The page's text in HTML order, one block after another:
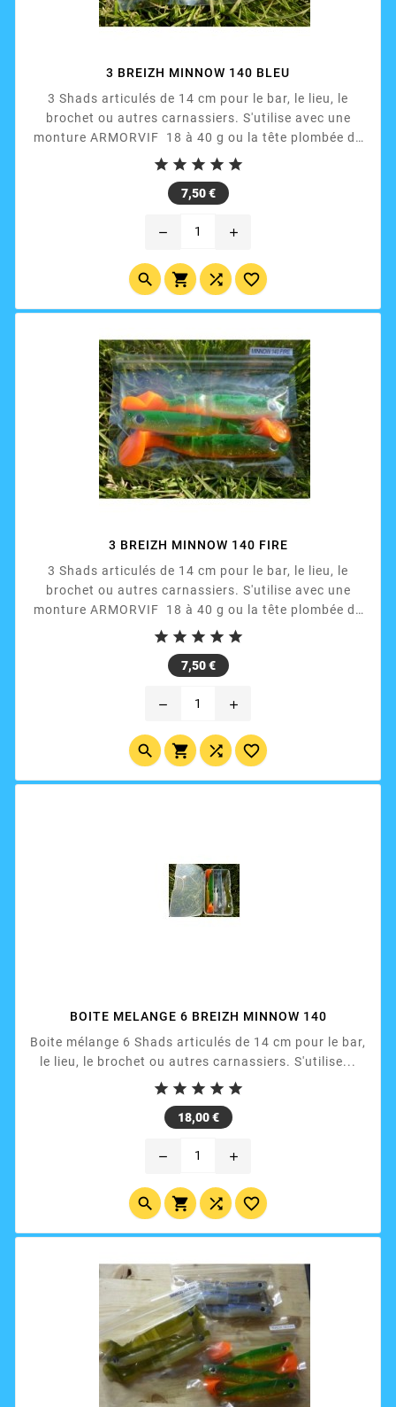
3 BREIZH MINNOW 140 BLEU
3 Shads articulés de 14 cm pour le bar, le lieu, le
brochet ou autres carnassiers. S'utilise avec une
monture ARMORVIF 18 à 40 g ou la tête plombée de
votre choix.
    
7,50 € Prix
remove add
   
3 BREIZH MINNOW 140 FIRE
3 Shads articulés de 14 cm pour le bar, le lieu, le
brochet ou autres carnassiers. S'utilise avec une
monture ARMORVIF 18 à 40 g ou la tête plombée de
votre choix.
    
7,50 € Prix
remove add
   
BOITE MELANGE 6 BREIZH MINNOW 140
Boite mélange 6 Shads articulés de 14 cm pour le bar,
le lieu, le brochet ou autres carnassiers. S'utilise...
    
18,00 € Prix
remove add
   